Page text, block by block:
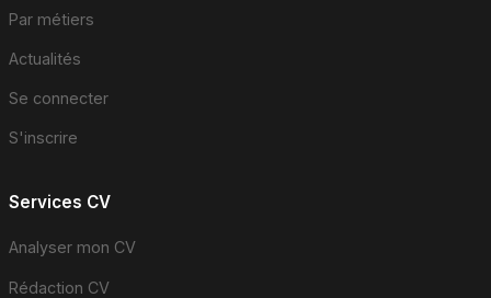
Par métiers
Actualités
Se connecter
S'inscrire
Services CV
Analyser mon CV
Rédaction CV